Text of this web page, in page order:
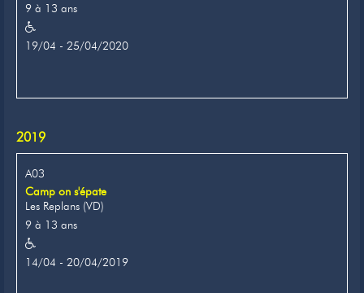
9 à 13 ans
19/04 - 25/04/2020
2019
A03
Camp on s'épate
Les Replans (VD)
9 à 13 ans
14/04 - 20/04/2019